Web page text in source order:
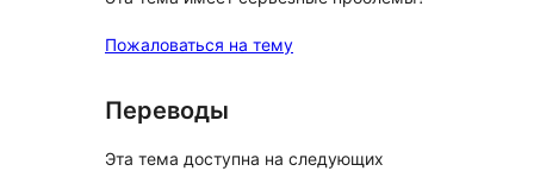
Пожаловаться на тему
Переводы
Эта тема доступна на следующих